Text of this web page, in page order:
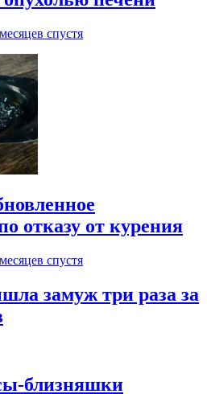
спустя
отказу от курения
спустя
замуж три раза за
близняшки